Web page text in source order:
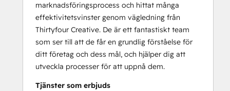
marknadsföringsprocess och hittat många
effektivitetsvinster genom vägledning från
Thirtyfour Creative. De är ett fantastiskt team
som ser till att de får en grundlig förståelse för
ditt företag och dess mål, och hjälper dig att
utveckla processer för att uppnå dem.
Tjänster som erbjuds